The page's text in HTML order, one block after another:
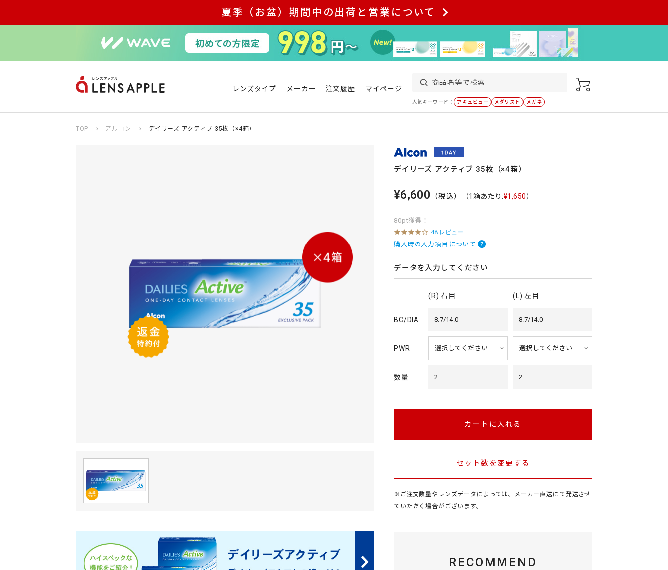
夏季（お盆）期間中の出荷と営業について
レンズタイプ メーカー 注文履歴 マイページ
人気キーワード： アキュビュー メダリスト メガネ
TOP アルコン デイリーズ アクティブ 35枚（×4箱）
デイリーズ アクティブ 35枚（×4箱）
¥6,600 （税込） （1箱あたり:¥1,650）
80pt獲得！
4
.
0
t
r
a
48 レビュー
購入時の入力項目について
データを入力してください
(R) 右目 (L) 左目
BC/DIA 8.7/14.0 8.7/14.0
PWR
数量 2 2
カートに入れる
セット数を変更する
※ご注文数量やレンズデータによっては、メーカー直送にて発送させ
ていただく場合がございます。
RECOMMEND